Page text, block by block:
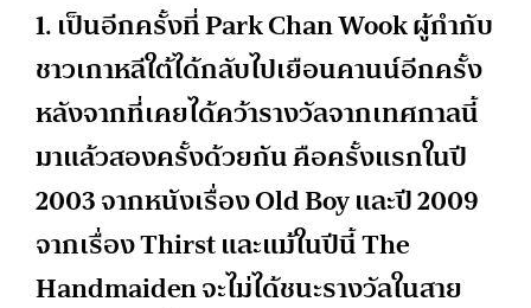
1. เป็นอีกครั้งที่ Park Chan Wook ผู้กำกับ
ชาวเกาหลีใต้ได้กลับไปเยือนคานน์อีกครั้ง
หลังจากที่เคยได้คว้ารางวัลจากเทศกาลนี้
มาแล้วสองครั้งด้วยกัน คือครั้งแรกในปี
2003 จากหนังเรื่อง Old Boy และปี 2009
จากเรื่อง Thirst และแม้ในปีนี้ The
Handmaiden จะไม่ได้ชนะรางวัลในสาย